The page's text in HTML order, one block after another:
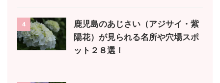
4
鹿児島のあじさい（アジサイ・紫
陽花）が見られる名所や穴場スポ
ット２８選！